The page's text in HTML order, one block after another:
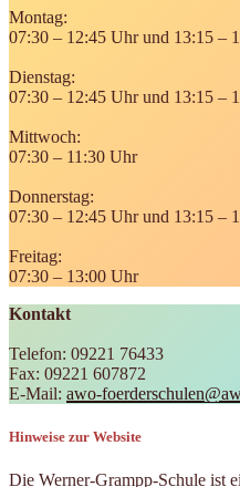
Montag:
07:30 – 12:45 Uhr und 13:15 –
Dienstag:
07:30 – 12:45 Uhr und 13:15 –
Mittwoch:
07:30 – 11:30 Uhr
Donnerstag:
07:30 – 12:45 Uhr und 13:15 –
Freitag:
07:30 – 13:00 Uhr
Kontakt
Telefon: 09221 76433
Fax: 09221 607872
E-Mail: awo-
Hinweise zur Website
Die Werner-Grampp-Schule ist